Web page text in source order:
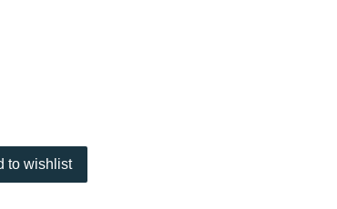
to wishlist